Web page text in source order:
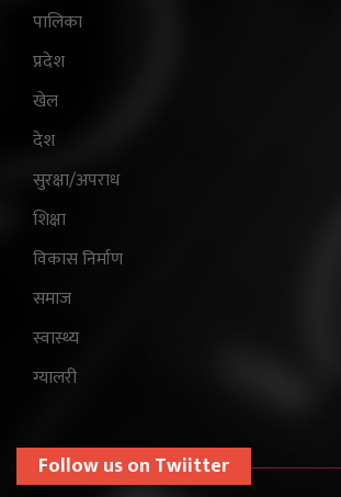
पालिका
प्रदेश
खेल
देश
सुरक्षा/अपराध
शिक्षा
विकास निर्माण
समाज
स्वास्थ्य
ग्यालरी
Follow us on Twiitter